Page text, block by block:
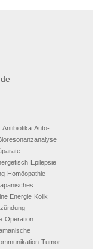
Antibiotika Auto-
Epilepsie
Homöopathie
Energie Kolik
Operation
Tumor